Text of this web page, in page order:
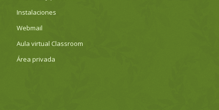
Instalaciones
Webmail
Aula virtual Classroom
Área privada